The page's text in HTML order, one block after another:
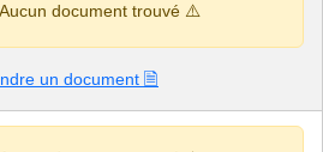
Aucun document trouvé ⚠️
un document 🗎